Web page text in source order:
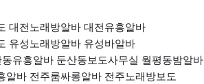
대전노래방알바 대전유흥알바
유성노래방알바 유성바알바
유흥알바 둔산동보도사무실 월평동밤알바
바 전주룸싸롱알바 전주노래방보도